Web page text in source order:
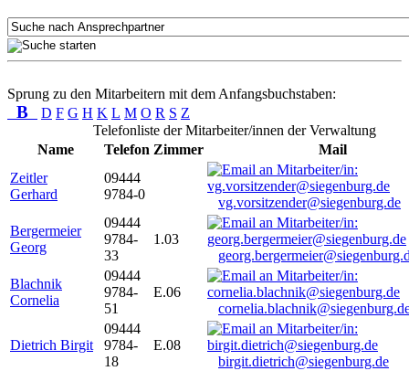
Sprung zu den Mitarbeitern mit dem Anfangsbuchstaben:
B D F G H K L M O R S Z
Telefonliste der Mitarbeiter/innen der Verwaltung
Name
Telefon Zimmer
Mail
Zeitler
Gerhard
09444
9784-0
vg.vorsitzender@siegenburg.de
Bergermeier
Georg
09444
9784-
33
1.03
Blachnik
Cornelia
09444
9784-
51
E.06
Dietrich Birgit
09444
9784-
18
E.08
birgit.dietrich@siegenburg.de